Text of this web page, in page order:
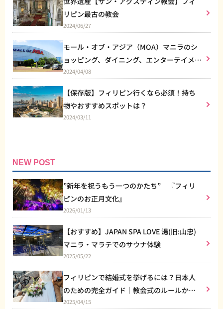
リピン最古の教会
2024/06/27
モール・オブ・アジア（MOA）マニラのシ
ョッピング、ダイニング、エンターテイメン
トなど総合施設
2024/04/08
【保存版】フィリピン行くなら必須！持ち
物やおすすめスポットは？
2024/03/11
NEW POST
”新年を祝うもう一つのかたち” 『フィリ
ピンのお正月文化』
2026/01/13
【おすすめ】JAPAN SPA LOVE 湯(旧:山忠)
マニラ・マラテでのサウナ体験
2025/05/22
フィリピンで結婚式を挙げるには？日本人
のための完全ガイド｜教会式のルールから
リゾート婚まで
2025/04/15